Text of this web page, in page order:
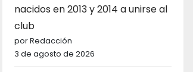
nacidos en 2013 y 2014 a unirse al
club
por Redacción
3 de agosto de 2026